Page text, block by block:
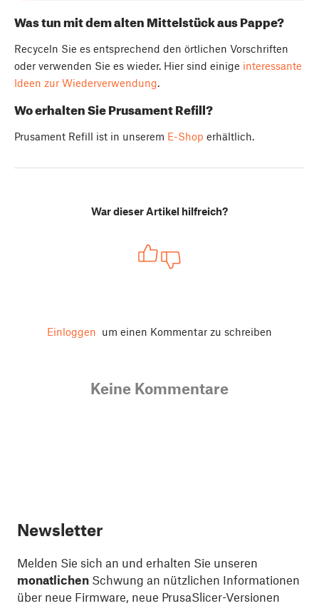
Was tun mit dem alten Mittelstück aus Pappe?
Recyceln Sie es entsprechend den örtlichen Vorschriften
oder verwenden Sie es wieder. Hier sind einige interessante
Ideen zur Wiederverwendung.
Wo erhalten Sie Prusament Refill?
Prusament Refill ist in unserem E-Shop erhältlich.
War dieser Artikel hilfreich?
Einloggen um einen Kommentar zu schreiben
Keine Kommentare
Newsletter
Melden Sie sich an und erhalten Sie unseren
monatlichen Schwung an nützlichen Informationen
über neue Firmware, neue PrusaSlicer-Versionen